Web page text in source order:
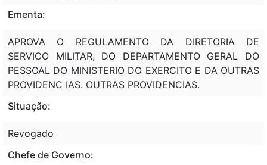
Ementa:
APROVA O REGULAMENTO DA DIRETORIA DE
SERVICO MILITAR, DO DEPARTAMENTO GERAL DO
PESSOAL DO MINISTERIO DO EXERCITO E DA OUTRAS
PROVIDENC IAS. OUTRAS PROVIDENCIAS.
Situação:
Revogado
Chefe de Governo: